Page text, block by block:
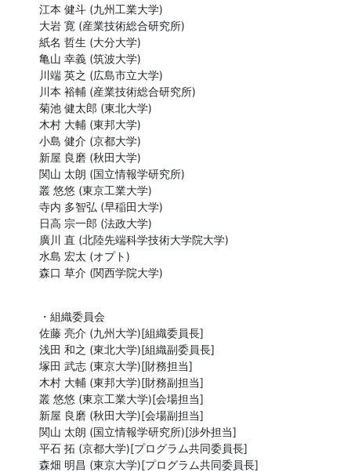
江本 健斗 (九州工業大学)
大岩 寛 (産業技術総合研究所)
紙名 哲生 (大分大学)
亀山 幸義 (筑波大学)
川端 英之 (広島市立大学)
川本 裕輔 (産業技術総合研究所)
菊池 健太郎 (東北大学)
木村 大輔 (東邦大学)
小島 健介 (京都大学)
新屋 良磨 (秋田大学)
関山 太朗 (国立情報学研究所)
叢 悠悠 (東京工業大学)
寺内 多智弘 (早稲田大学)
日高 宗一郎 (法政大学)
廣川 直 (北陸先端科学技術大学院大学)
水島 宏太 (オプト)
森口 草介 (関西学院大学)
・組織委員会
佐藤 亮介 (九州大学)[組織委員長]
浅田 和之 (東北大学)[組織副委員長]
塚田 武志 (東京大学)[財務担当]
木村 大輔 (東邦大学)[財務副担当]
叢 悠悠 (東京工業大学)[会場担当]
新屋 良磨 (秋田大学)[会場副担当]
関山 太朗 (国立情報学研究所)[渉外担当]
平石 拓 (京都大学)[プログラム共同委員長]
森畑 明昌 (東京大学)[プログラム共同委員長]